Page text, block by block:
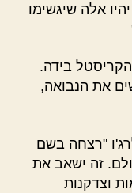
אלה שיגשימו
בידה.
את הנבואה,
"רצחה בשם
זה ישאב את
וצדקנות